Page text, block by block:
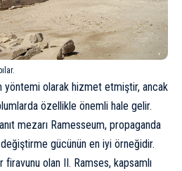
yöntemi olarak hizmet etmiştir, ancak
özellikle önemli hale gelir.
mezarı Ramesseum, propaganda
değiştirme gücünün en iyi örneğidir.
firavunu olan II. Ramses, kapsamlı